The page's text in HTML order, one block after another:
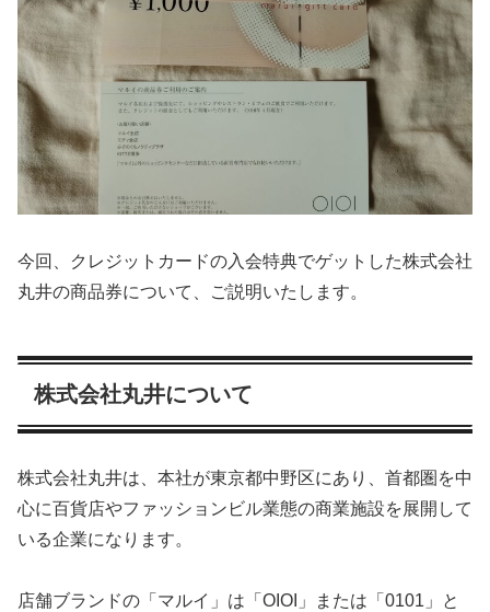
今回、クレジットカードの入会特典でゲットした株式会社
丸井の商品券について、ご説明いたします。
株式会社丸井について
株式会社丸井は、本社が東京都中野区にあり、首都圏を中
心に百貨店やファッションビル業態の商業施設を展開して
いる企業になります。
店舗ブランドの「マルイ」は「OIOI」または「0101」と